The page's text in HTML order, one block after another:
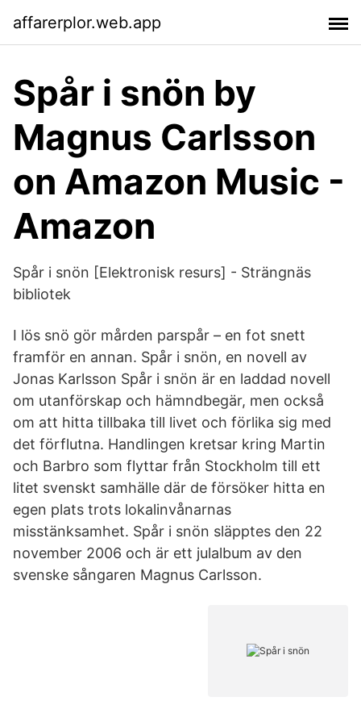
affarerplor.web.app
Spår i snön by
Magnus Carlsson
on Amazon Music -
Amazon
Spår i snön [Elektronisk resurs] - Strängnäs
bibliotek
I lös snö gör mården parspår – en fot snett
framför en annan. Spår i snön, en novell av
Jonas Karlsson Spår i snön är en laddad novell
om utanförskap och hämndbegär, men också
om att hitta tillbaka till livet och förlika sig med
det förflutna. Handlingen kretsar kring Martin
och Barbro som flyttar från Stockholm till ett
litet svenskt samhälle där de försöker hitta en
egen plats trots lokalinvånarnas
misstänksamhet. Spår i snön släpptes den 22
november 2006 och är ett julalbum av den
svenske sångaren Magnus Carlsson.